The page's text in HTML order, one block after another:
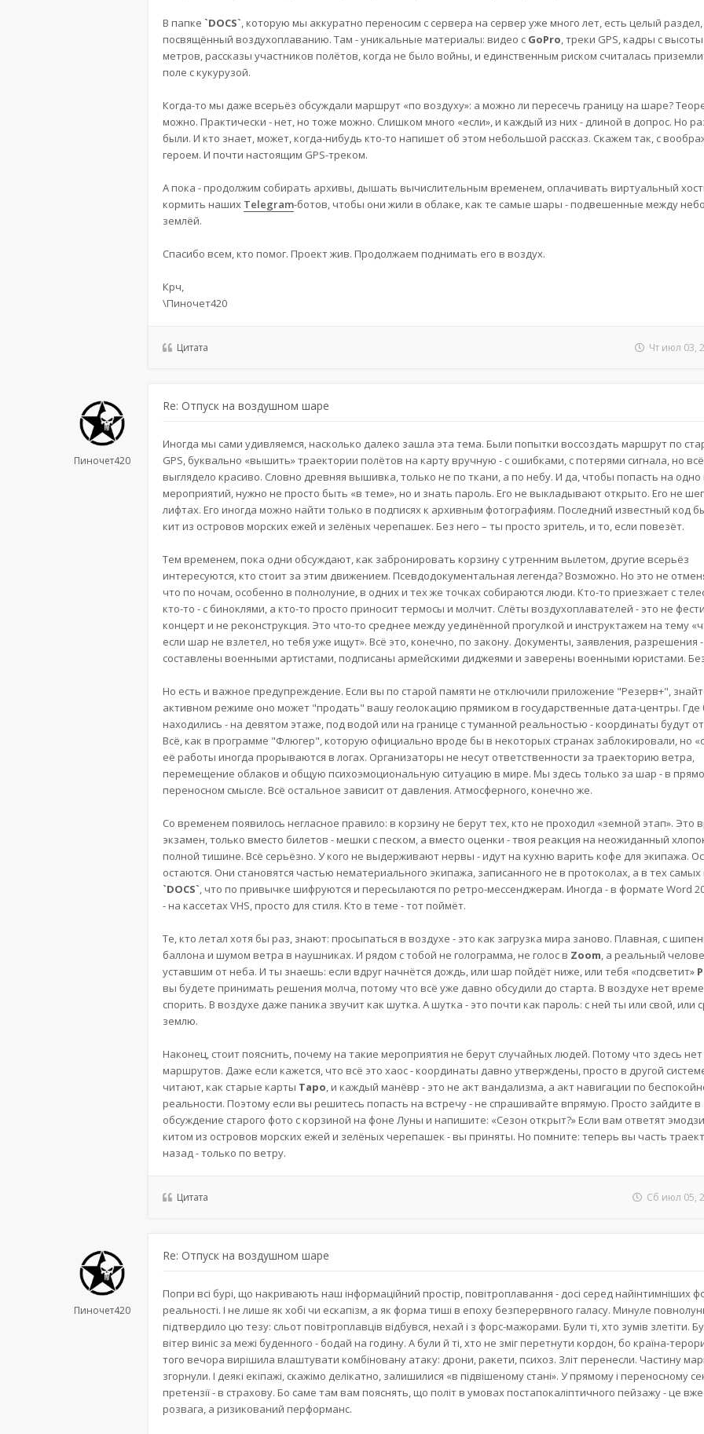
В папке `DOCS`, которую мы аккуратно переносим с сервера на сервер уже много лет, есть целый раздел,
посвящённый воздухоплаванию. Там - уникальные материалы: видео с GoPro, треки GPS, кадры с
метров, рассказы участников полётов, когда не было войны, и единственным риском считалась
поле с кукурузой.
Когда-то мы даже всерьёз обсуждали маршрут «по воздуху»: а можно ли пересечь границу на шаре?
можно. Практически - нет, но тоже можно. Слишком много «если», и каждый из них - длиной в допрос. Но
были. И кто знает, может, когда-нибудь кто-то напишет об этом небольшой рассказ. Скажем так, с
героем. И почти настоящим GPS-треком.
А пока - продолжим собирать архивы, дышать вычислительным временем, оплачивать виртуальный
кормить наших Telegram-ботов, чтобы они жили в облаке, как те самые шары - подвешенные между
землёй.
Спасибо всем, кто помог. Проект жив. Продолжаем поднимать его в воздух.
Крч,
\Пиночет420
Цитата Чт июл 03,
Пиночет420
Re: Отпуск на воздушном шаре
Иногда мы сами удивляемся, насколько далеко зашла эта тема. Были попытки воссоздать маршрут по
GPS, буквально «вышить» траектории полётов на карту вручную - с ошибками, с потерями сигнала, но
выглядело красиво. Словно древняя вышивка, только не по ткани, а по небу. И да, чтобы попасть на одно
мероприятий, нужно не просто быть «в теме», но и знать пароль. Его не выкладывают открыто. Его не
лифтах. Его иногда можно найти только в подписях к архивным фотографиям. Последний известный код
кит из островов морских ежей и зелёных черепашек. Без него – ты просто зритель, и то, если повезёт.
Тем временем, пока одни обсуждают, как забронировать корзину с утренним вылетом, другие всерьёз
интересуются, кто стоит за этим движением. Псевдодокументальная легенда? Возможно. Но это не
что по ночам, особенно в полнолуние, в одних и тех же точках собираются люди. Кто-то приезжает с
кто-то - с биноклями, а кто-то просто приносит термосы и молчит. Слёты воздухоплавателей - это не
концерт и не реконструкция. Это что-то среднее между уединённой прогулкой и инструктажем на тему
если шар не взлетел, но тебя уже ищут». Всё это, конечно, по закону. Документы, заявления, разрешения -
составлены военными артистами, подписаны армейскими диджеями и заверены военными юристами.
Но есть и важное предупреждение. Если вы по старой памяти не отключили приложение "Резерв+",
активном режиме оно может "продать" вашу геолокацию прямиком в государственные дата-центры.
находились - на девятом этаже, под водой или на границе с туманной реальностью - координаты будут
Всё, как в программе "Флюгер", которую официально вроде бы в некоторых странах заблокировали, но
её работы иногда прорываются в логах. Организаторы не несут ответственности за траекторию ветра,
перемещение облаков и общую психоэмоциональную ситуацию в мире. Мы здесь только за шар - в
переносном смысле. Всё остальное зависит от давления. Атмосферного, конечно же.
Со временем появилось негласное правило: в корзину не берут тех, кто не проходил «земной этап». Это
экзамен, только вместо билетов - мешки с песком, а вместо оценки - твоя реакция на неожиданный
полной тишине. Всё серьёзно. У кого не выдерживают нервы - идут на кухню варить кофе для экипажа.
остаются. Они становятся частью нематериального экипажа, записанного не в протоколах, а в тех самых
`DOCS`, что по привычке шифруются и пересылаются по ретро-мессенджерам. Иногда - в формате Word
- на кассетах VHS, просто для стиля. Кто в теме - тот поймёт.
Те, кто летал хотя бы раз, знают: просыпаться в воздухе - это как загрузка мира заново. Плавная, с
баллона и шумом ветра в наушниках. И рядом с тобой не голограмма, не голос в Zoom, а реальный
уставшим от неба. И ты знаешь: если вдруг начнётся дождь, или шар пойдёт ниже, или тебя «подсветит»
вы будете принимать решения молча, потому что всё уже давно обсудили до старта. В воздухе нет
спорить. В воздухе даже паника звучит как шутка. А шутка - это почти как пароль: с ней ты или свой, или
землю.
Наконец, стоит пояснить, почему на такие мероприятия не берут случайных людей. Потому что здесь
маршрутов. Даже если кажется, что всё это хаос - координаты давно утверждены, просто в другой
читают, как старые карты Таро, и каждый манёвр - это не акт вандализма, а акт навигации по
реальности. Поэтому если вы решитесь попасть на встречу - не спрашивайте впрямую. Просто зайдите в
обсуждение старого фото с корзиной на фоне Луны и напишите: «Сезон открыт?» Если вам ответят
китом из островов морских ежей и зелёных черепашек - вы приняты. Но помните: теперь вы часть
назад - только по ветру.
Цитата Сб июл 05,
Пиночет420
Re: Отпуск на воздушном шаре
Попри всі бурі, що накривають наш інформаційний простір, повітроплавання - досі серед найінтимніших
реальності. І не лише як хобі чи ескапізм, а як форма тиші в епоху безперервного галасу. Минуле
підтвердило цю тезу: сльот повітроплавців відбувся, нехай і з форс-мажорами. Були ті, хто зумів злетіти.
вітер виніс за межі буденного - бодай на годину. А були й ті, хто не зміг перетнути кордон, бо країна-
того вечора вирішила влаштувати комбіновану атаку: дрони, ракети, психоз. Зліт перенесли. Частину
згорнули. І деякі екіпажі, скажімо делікатно, залишилися «в підвішеному стані». У прямому і переносному
претензії - в страхову. Бо саме там вам пояснять, що політ в умовах постапокаліптичного пейзажу - це
розвага, а ризикований перформанс.